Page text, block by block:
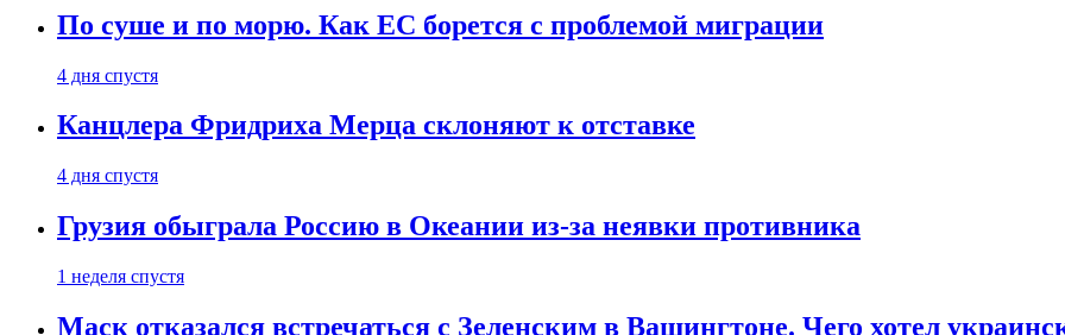
По суше и по морю. Как ЕС борется с проблемой миграции
4 дня спустя
Канцлера Фридриха Мерца склоняют к отставке
4 дня спустя
Грузия обыграла Россию в Океании из-за неявки противника
1 неделя спустя
Маск отказался встречаться с Зеленским в Вашингтоне. Чего хотел